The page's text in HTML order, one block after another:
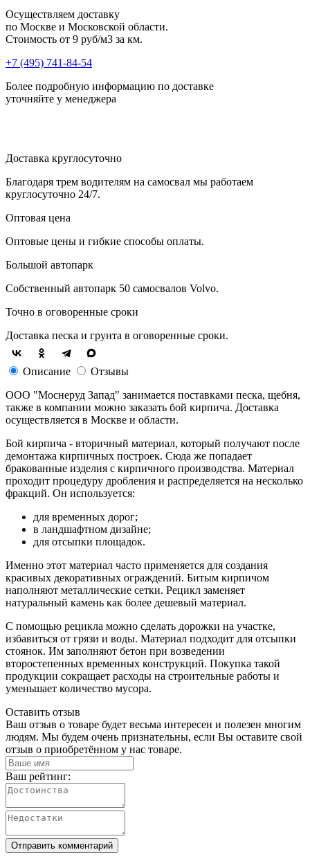
Осуществляем доставку
по Москве и Московской области.
Стоимость от 9 руб/м3 за км.
+7 (495) 741-84-54
Более подробную информацию по доставке
уточняйте у менеджера
Доставка круглосуточно
Благодаря трем водителям на самосвал мы работаем
круглосуточно 24/7.
Оптовая цена
Оптовые цены и гибкие способы оплаты.
Большой автопарк
Собственный автопарк 50 самосвалов Volvo.
Точно в оговоренные сроки
Доставка песка и грунта в оговоренные сроки.
Описание
Отзывы
ООО "Моснеруд Запад" занимается поставками песка, щебня,
также в компании можно заказать бой кирпича. Доставка
осуществляется в Москве и области.
Бой кирпича - вторичный материал, который получают после
демонтажа кирпичных построек. Сюда же попадает
бракованные изделия с кирпичного производства. Материал
проходит процедуру дробления и распределяется на несколько
фракций. Он используется:
для временных дорог;
в ландшафтном дизайне;
для отсыпки площадок.
Именно этот материал часто применяется для создания
красивых декоративных ограждений. Битым кирпичом
наполняют металлические сетки. Рецикл заменяет
натуральный камень как более дешевый материал.
С помощью рецикла можно сделать дорожки на участке,
избавиться от грязи и воды. Материал подходит для отсыпки
стоянок. Им заполняют бетон при возведении
второстепенных временных конструкций. Покупка такой
продукции сокращает расходы на строительные работы и
уменьшает количество мусора.
Оставить отзыв
Ваш отзыв о товаре будет весьма интересен и полезен многим
людям. Мы будем очень признательны, если Вы оставите свой
отзыв о приобретённом у нас товаре.
Ваш рейтинг:
Отправить комментарий